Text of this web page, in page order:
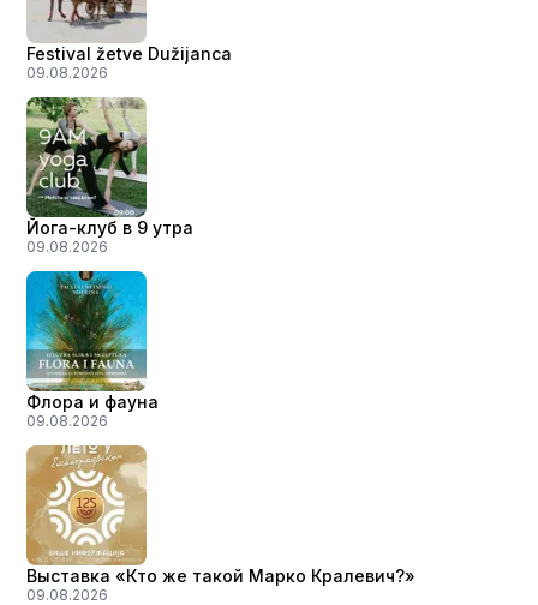
Festival žetve Dužijanca
09.08.2026
Йога-клуб в 9 утра
09.08.2026
Флора и фауна
09.08.2026
Выставка «Кто же такой Марко Кралевич?»
09.08.2026